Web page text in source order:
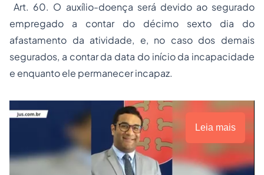
Art. 60. O auxílio-doença será devido ao segurado
empregado a contar do décimo sexto dia do
afastamento da atividade, e, no caso dos demais
segurados, a contar da data do início da incapacidade
e enquanto ele permanecer incapaz.
Leia mais